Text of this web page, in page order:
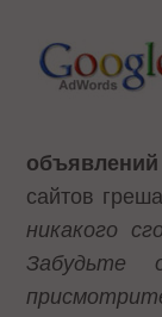
сайтов
никакого